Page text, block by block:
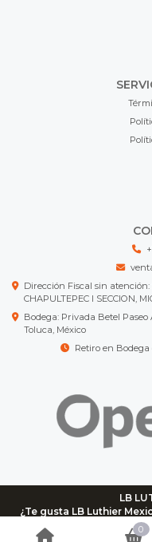
Dirección Fiscal sin atención:
CHAPULTEPEC I SECCION,
Bodega: Privada Betel
Toluca, México
Retiro en
LB
¿Te gusta LB Luthier
más de
0